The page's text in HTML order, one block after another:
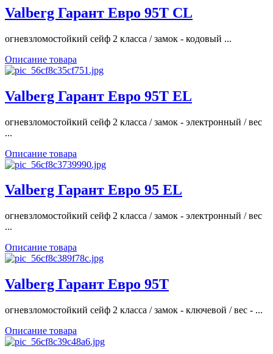
Valberg Гарант Евро 95T CL
огневзломостойкий сейф 2 класса / замок - кодовый ...
Описание товара
Valberg Гарант Евро 95T EL
огневзломостойкий сейф 2 класса / замок - электронный / вес
...
Описание товара
Valberg Гарант Евро 95 EL
огневзломостойкий сейф 2 класса / замок - электронный / вес
...
Описание товара
Valberg Гарант Евро 95T
огневзломостойкий сейф 2 класса / замок - ключевой / вес - ...
Описание товара